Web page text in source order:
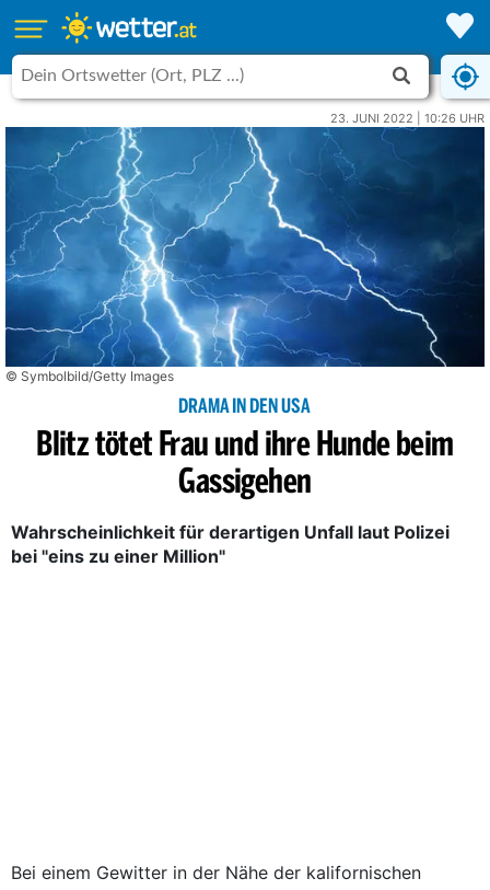
23. JUNI 2022 | 10:26 UHR
© Symbolbild/Getty Images
DRAMA IN DEN USA
Blitz tötet Frau und ihre Hunde beim
Gassigehen
Wahrscheinlichkeit für derartigen Unfall laut Polizei
bei "eins zu einer Million"
Bei einem Gewitter in der Nähe der kalifornischen